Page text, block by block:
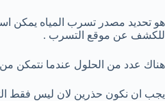
هو تحديد مصدر تسرب المياه يمكن
للكشف عن موقع التسرب .
هناك عدد من الحلول عندما نتمكن
يجب ان نكون حذرين لان ليس فقط